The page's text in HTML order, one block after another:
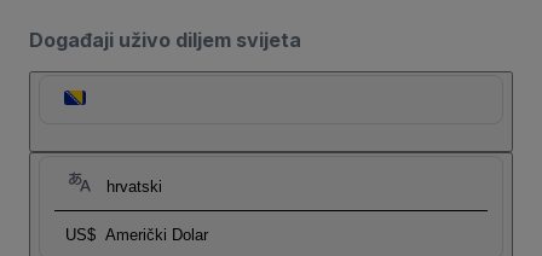
Događaji uživo diljem svijeta
hrvatski
US$ Američki Dolar